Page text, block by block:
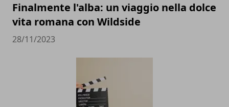
Finalmente l'alba: un viaggio nella dolce
vita romana con Wildside
28/11/2023